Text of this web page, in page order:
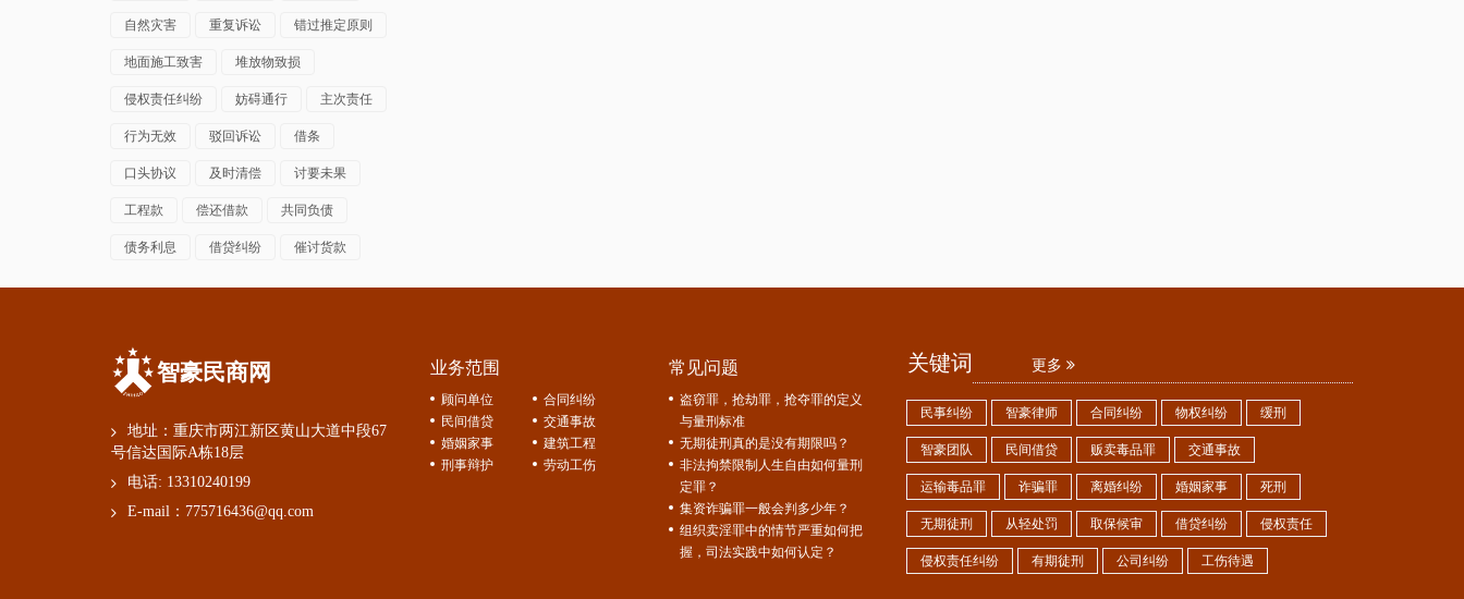
自然灾害 重复诉讼 错过推定原则
地面施工致害 堆放物致损
侵权责任纠纷 妨碍通行 主次责任
行为无效 驳回诉讼 借条
口头协议 及时清偿 讨要未果
工程款 偿还借款 共同负债
债务利息 借贷纠纷 催讨货款
智豪民商网
地址：重庆市两江新区黄山大道中段67
号信达国际A栋18层
电话: 13310240199
E-mail： 775716436@qq.com
业务范围
顾问单位
合同纠纷
民间借贷
交通事故
婚姻家事
建筑工程
刑事辩护
劳动工伤
常见问题
盗窃罪，抢劫罪，抢夺罪的定义
与量刑标准
无期徒刑真的是没有期限吗？
非法拘禁限制人生自由如何量刑
定罪？
集资诈骗罪一般会判多少年？
组织卖淫罪中的情节严重如何把
握，司法实践中如何认定？
关键词 更多
民事纠纷 智豪律师 合同纠纷 物权纠纷 缓刑
智豪团队 民间借贷 贩卖毒品罪 交通事故
运输毒品罪 诈骗罪 离婚纠纷 婚姻家事 死刑
无期徒刑 从轻处罚 取保候审 借贷纠纷 侵权责任
侵权责任纠纷 有期徒刑 公司纠纷 工伤待遇